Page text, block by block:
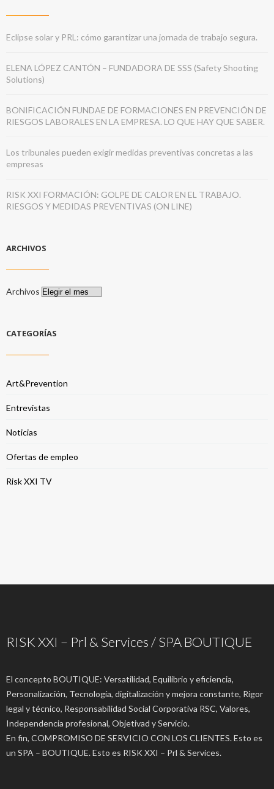
Eclipse solar y PRL: cómo garantizar una jornada de trabajo segura.
ELENA LÓPEZ CANTÓN – FUNDADORA DE SSS (Safety Shooting
Solutions)
BONIFICACIÓN FUNDAE DE FORMACIONES EN PREVENCIÓN DE
RIESGOS LABORALES EN LA EMPRESA. LO QUE HAY QUE SABER.
Los tribunales pueden exigir medidas preventivas concretas a las
empresas
RISK XXI FORMACIÓN: GOLPE DE CALOR EN EL TRABAJO.
RIESGOS Y MEDIDAS PREVENTIVAS (ON LINE)
ARCHIVOS
Archivos
CATEGORÍAS
Art&Prevention
Entrevistas
Noticias
Ofertas de empleo
Risk XXI TV
RISK XXI – Prl & Services / SPA BOUTIQUE
El concepto BOUTIQUE: Versatilidad, Equilibrio y eficiencia,
Personalización, Tecnología, digitalización y mejora constante, Rigor
legal y técnico, Responsabilidad Social Corporativa RSC, Valores,
Independencia profesional, Objetivad y Servicio.
En fin, COMPROMISO DE SERVICIO CON LOS CLIENTES. Esto es
un SPA – BOUTIQUE. Esto es RISK XXI – Prl & Services.